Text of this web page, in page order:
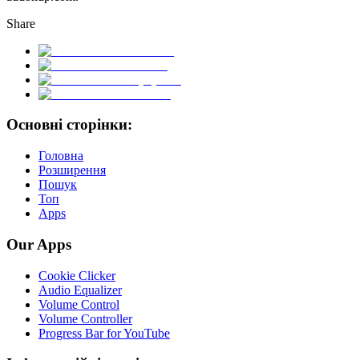
Share
Основні сторінки:
Головна
Розширення
Пошук
Топ
Apps
Our Apps
Cookie Clicker
Audio Equalizer
Volume Control
Volume Controller
Progress Bar for YouTube